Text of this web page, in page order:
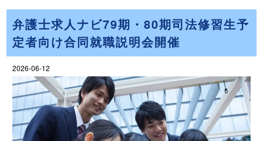
弁護士求人ナビ79期・80期司法修習生予
定者向け合同就職説明会開催
2026-06-12